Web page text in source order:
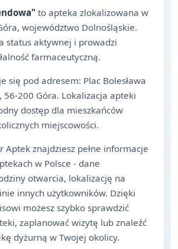
to apteka zlokalizowana w
województwo Dolnośląskie.
status aktywnej i prowadzi
farmaceutyczną.
się pod adresem: Plac Bolesława
56-200 Góra. Lokalizacja apteki
dostęp dla mieszkańców
miejscowości.
Aptek znajdziesz pełne informacje
w Polsce - dane
otwarcia, lokalizację na
innych użytkowników. Dzięki
możesz szybko sprawdzić
zaplanować wizytę lub znaleźć
dyżurną w Twojej okolicy.